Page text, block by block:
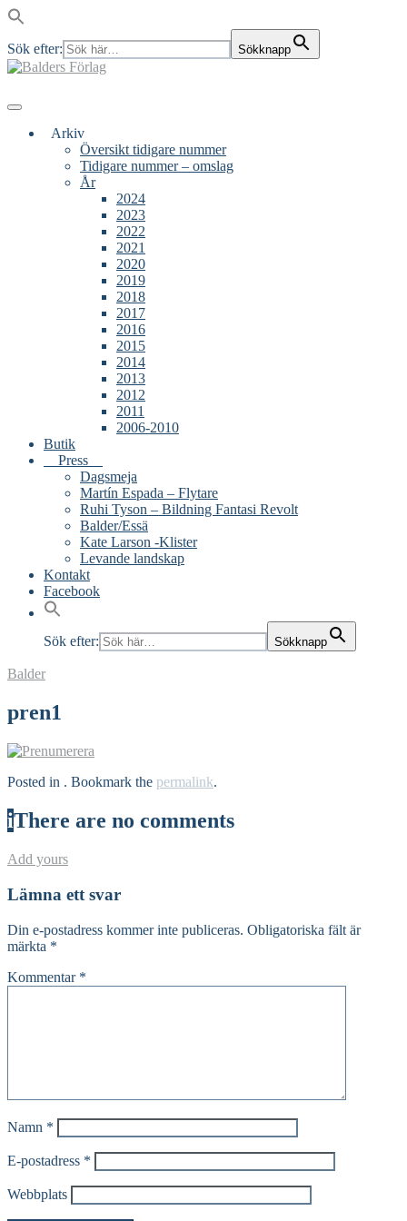
Sök efter: Sökknapp
Skip
Menu
Arkiv
Översikt tidigare nummer
Tidigare nummer – omslag
År
2024
2023
2022
2021
2020
2019
2018
2017
2016
2015
2014
2013
2012
2011
2006-2010
Butik
Press
Dagsmeja
Martín Espada – Flytare
Ruhi Tyson – Bildning Fantasi Revolt
Balder/Essä
Kate Larson -Klister
Levande landskap
Kontakt
Facebook
Sök efter: Sökknapp
Balder
pren1
Posted in . Bookmark the permalink.
iThere are no comments
Add yours
Lämna ett svar
Din e-postadress kommer inte publiceras. Obligatoriska fält är
märkta *
Kommentar *
Namn *
E-postadress *
Webbplats